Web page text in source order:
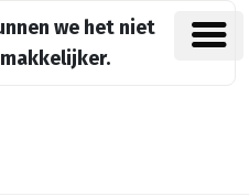
we het niet